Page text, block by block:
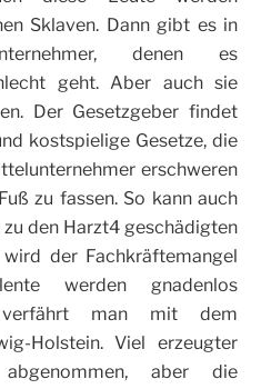
Sklaven. Dann gibt es in
denen es
geht. Aber auch sie
Der Gesetzgeber findet
kostspielige Gesetze, die
erschweren
zu fassen. So kann auch
den Harzt4 geschädigten
der Fachkräftemangel
werden gnadenlos
verfährt man mit dem
Holstein. Viel erzeugter
aber die